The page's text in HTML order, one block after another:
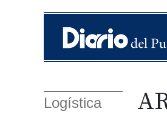
Logística